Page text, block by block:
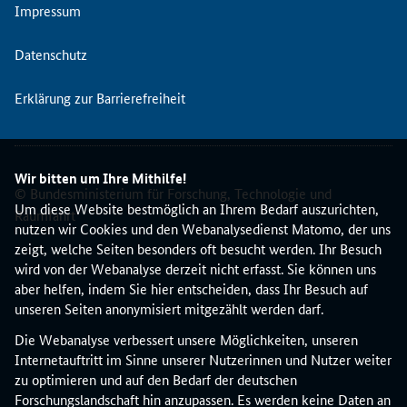
Wir bitten um Ihre Mithilfe!
Um diese Website bestmöglich an Ihrem Bedarf auszurichten,
nutzen wir Cookies und den Webanalysedienst Matomo, der uns
zeigt, welche Seiten besonders oft besucht werden. Ihr Besuch
wird von der Webanalyse derzeit nicht erfasst. Sie können uns
aber helfen, indem Sie hier entscheiden, dass Ihr Besuch auf
unseren Seiten anonymisiert mitgezählt werden darf.
Die Webanalyse verbessert unsere Möglichkeiten, unseren
Internetauftritt im Sinne unserer Nutzerinnen und Nutzer weiter
zu optimieren und auf den Bedarf der deutschen
Forschungslandschaft hin anzupassen. Es werden keine Daten an
a
s
e
t
n
E
n
t
w
u
r
d
e
r
Impressum
Datenschutz
Erklärung zur Barrierefreiheit
© Bundesministerium für Forschung, Technologie und
Raumfahrt